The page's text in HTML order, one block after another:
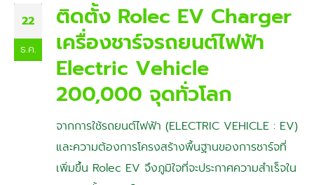
22
ธ.ค.
ติดตั้ง Rolec EV Charger
เครื่องชาร์จรถยนต์ไฟฟ้า
Electric Vehicle
200,000 จุดทั่วโลก
จากการใช้รถยนต์ไฟฟ้า (ELECTRIC VEHICLE : EV)
และความต้องการโครงสร้างพื้นฐานของการชาร์จที่
เพิ่มขึ้น Rolec EV จึงภูมิใจที่จะประกาศความสำเร็จใน